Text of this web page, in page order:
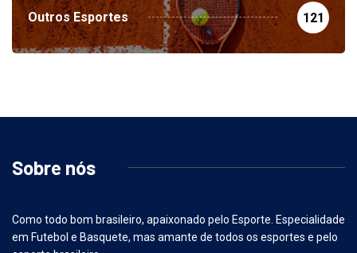
Outros Esportes 121
Sobre nós
Como todo bom brasileiro, apaixonado pelo Esporte. Especialidade
em Futebol e Basquete, mas amante de todos os esportes e pelo